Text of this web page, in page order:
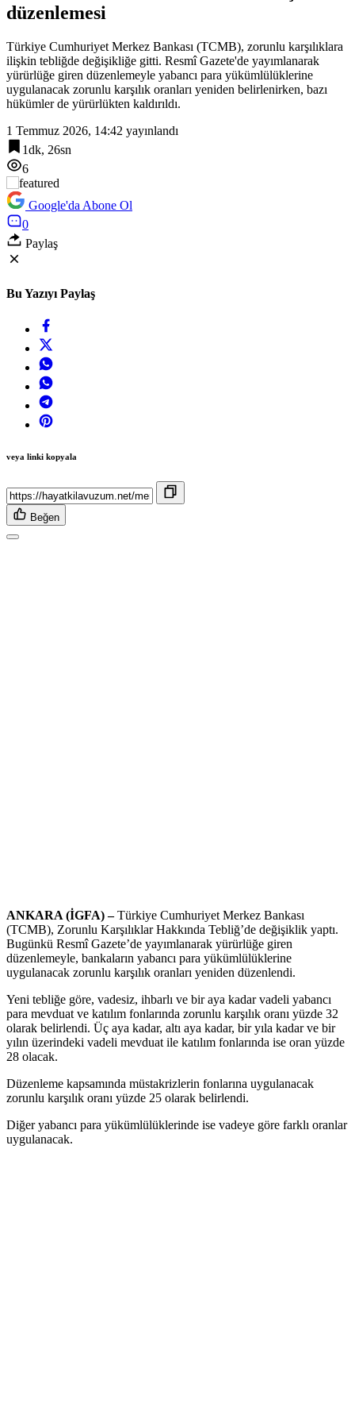
23:18
düzenlemesi
Türkiye Cumhuriyet Merkez Bankası (TCMB), zorunlu karşılıklara
ilişkin tebliğde değişikliğe gitti. Resmî Gazete'de yayımlanarak
yürürlüğe giren düzenlemeyle yabancı para yükümlülüklerine
uygulanacak zorunlu karşılık oranları yeniden belirlenirken, bazı
hükümler de yürürlükten kaldırıldı.
1 Temmuz 2026, 14:42 yayınlandı
1dk, 26sn
6
Google'da Abone Ol
0
Paylaş
Bu Yazıyı Paylaş
veya linki kopyala
Beğen
ANKARA (İGFA) –Türkiye Cumhuriyet Merkez Bankası
(TCMB), Zorunlu Karşılıklar Hakkında Tebliğ’de değişiklik yaptı.
Bugünkü Resmî Gazete’de yayımlanarak yürürlüğe giren
düzenlemeyle, bankaların yabancı para yükümlülüklerine
uygulanacak zorunlu karşılık oranları yeniden düzenlendi.
Yeni tebliğe göre, vadesiz, ihbarlı ve bir aya kadar vadeli yabancı
para mevduat ve katılım fonlarında zorunlu karşılık oranı yüzde 32
olarak belirlendi. Üç aya kadar, altı aya kadar, bir yıla kadar ve bir
yılın üzerindeki vadeli mevduat ile katılım fonlarında ise oran yüzde
28 olacak.
Düzenleme kapsamında müstakrizlerin fonlarına uygulanacak
zorunlu karşılık oranı yüzde 25 olarak belirlendi.
Diğer yabancı para yükümlülüklerinde ise vadeye göre farklı oranlar
uygulanacak.